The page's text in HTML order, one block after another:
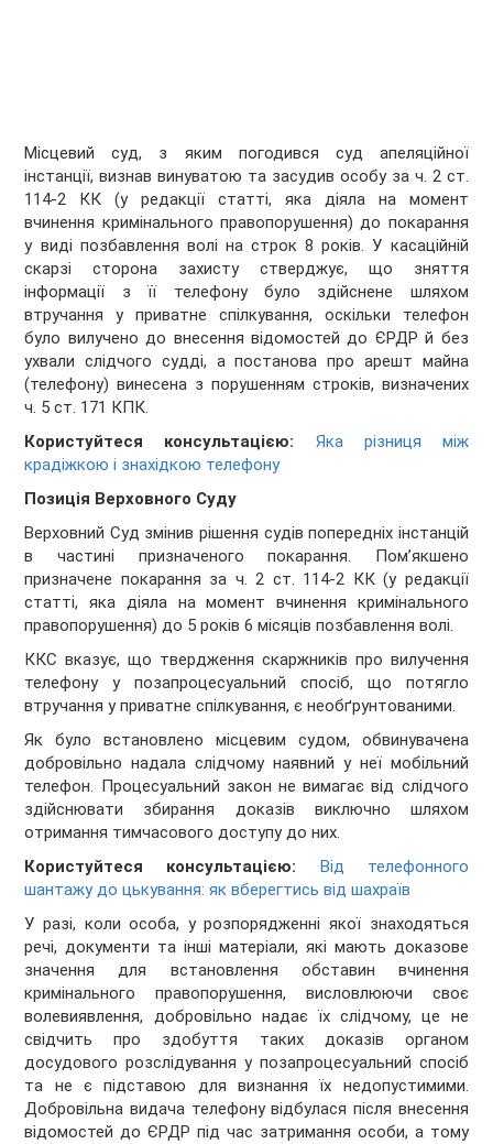
Місцевий суд, з яким погодився суд апеляційної
інстанції, визнав винуватою та засудив особу за ч. 2 ст.
114-2 КК (у редакції статті, яка діяла на момент
вчинення кримінального правопорушення) до покарання
у виді позбавлення волі на строк 8 років. У касаційній
скарзі сторона захисту стверджує, що зняття
інформації з її телефону було здійснене шляхом
втручання у приватне спілкування, оскільки телефон
було вилучено до внесення відомостей до ЄРДР й без
ухвали слідчого судді, а постанова про арешт майна
(телефону) винесена з порушенням строків, визначених
ч. 5 ст. 171 КПК.
Користуйтеся консультацією:
Яка різниця між
крадіжкою і знахідкою телефону
Позиція Верховного Суду
Верховний Суд змінив рішення судів попередніх інстанцій
в частині призначеного покарання. Пом’якшено
призначене покарання за ч. 2 ст. 114-2 КК (у редакції
статті, яка діяла на момент вчинення кримінального
правопорушення) до 5 років 6 місяців позбавлення волі.
ККС вказує, що твердження скаржників про вилучення
телефону у позапроцесуальний спосіб, що потягло
втручання у приватне спілкування, є необґрунтованими.
Як було встановлено місцевим судом, обвинувачена
добровільно надала слідчому наявний у неї мобільний
телефон. Процесуальний закон не вимагає від слідчого
здійснювати збирання доказів виключно шляхом
отримання тимчасового доступу до них.
Користуйтеся консультацією: Від телефонного
шантажу до цькування: як вберегтись від шахраїв
У разі, коли особа, у розпорядженні якої знаходяться
речі, документи та інші матеріали, які мають доказове
значення для встановлення обставин вчинення
кримінального правопорушення, висловлюючи своє
волевиявлення, добровільно надає їх слідчому, це не
свідчить про здобуття таких доказів органом
досудового розслідування у позапроцесуальний спосіб
та не є підставою для визнання їх недопустимими.
Добровільна видача телефону відбулася після внесення
відомостей до ЄРДР під час затримання особи, а тому